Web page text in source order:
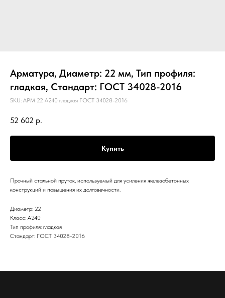
Арматура, Диаметр: 22 мм, Тип профиля:
гладкая, Стандарт: ГОСТ 34028-2016
SKU: АРМ 22 А240 гладкая ГОСТ 34028-2016
52 602 р.
Купить
Прочный стальной пруток, используемый для усиления железобетонных
конструкций и повышения их долговечности.
Диаметр: 22
Класс: А240
Тип профиля: гладкая
Стандарт: ГОСТ 34028-2016